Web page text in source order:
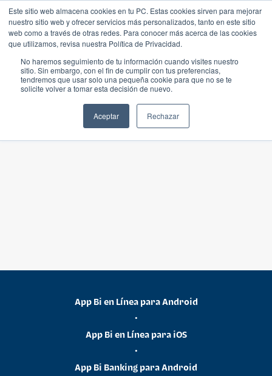
Este sitio web almacena cookies en tu PC. Estas cookies sirven para mejorar
nuestro sitio web y ofrecer servicios más personalizados, tanto en este sitio
web como a través de otras redes. Para conocer más acerca de las cookies
que utilizamos, revisa nuestra Política de Privacidad.
No haremos seguimiento de tu información cuando visites nuestro
sitio. Sin embargo, con el fin de cumplir con tus preferencias,
tendremos que usar solo una pequeña cookie para que no se te
solicite volver a tomar esta decisión de nuevo.
Aceptar Rechazar
App Bi en Línea para Android
•
App Bi en Línea para iOS
•
App Bi Banking para Android